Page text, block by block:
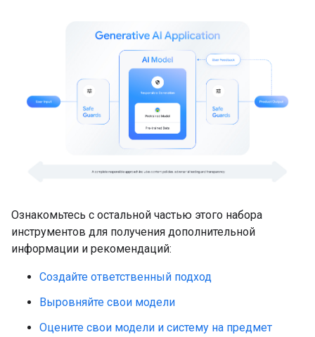
Ознакомьтесь с остальной частью этого набора
инструментов для получения дополнительной
информации и рекомендаций:
Создайте ответственный подход
Выровняйте свои модели
Оцените свои модели и систему на предмет